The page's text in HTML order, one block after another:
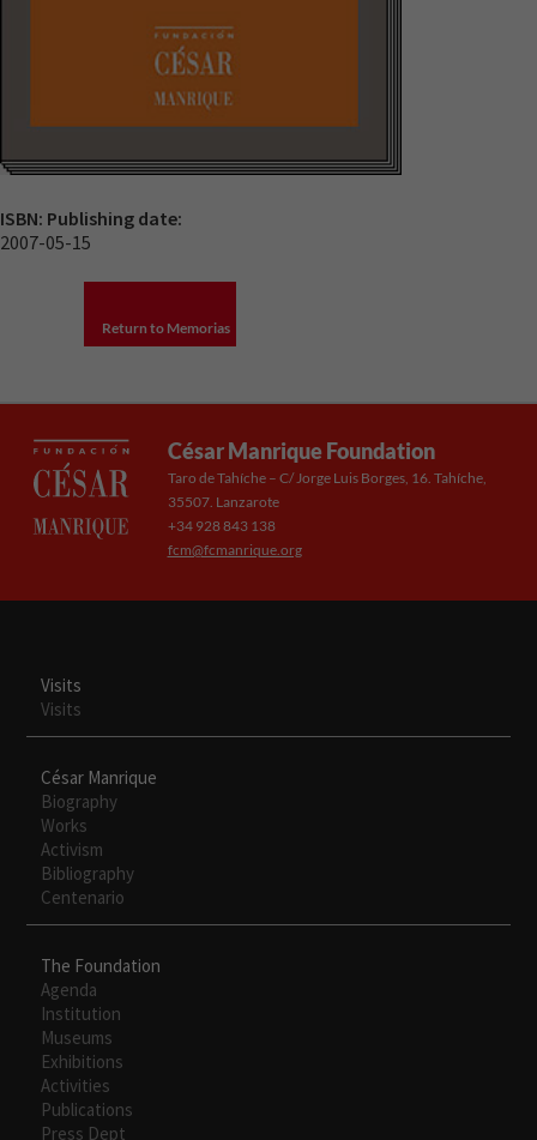
ISBN: Publishing date:
2007-05-15
Return to Memorias
César Manrique Foundation
Taro de Tahíche – C/ Jorge Luis Borges, 16. Tahíche,
35507. Lanzarote
+34 928 843 138
fcm@fcmanrique.org
Visits
Visits
César Manrique
Biography
Works
Activism
Bibliography
Centenario
The Foundation
Agenda
Institution
Museums
Exhibitions
Activities
Publications
Press Dept